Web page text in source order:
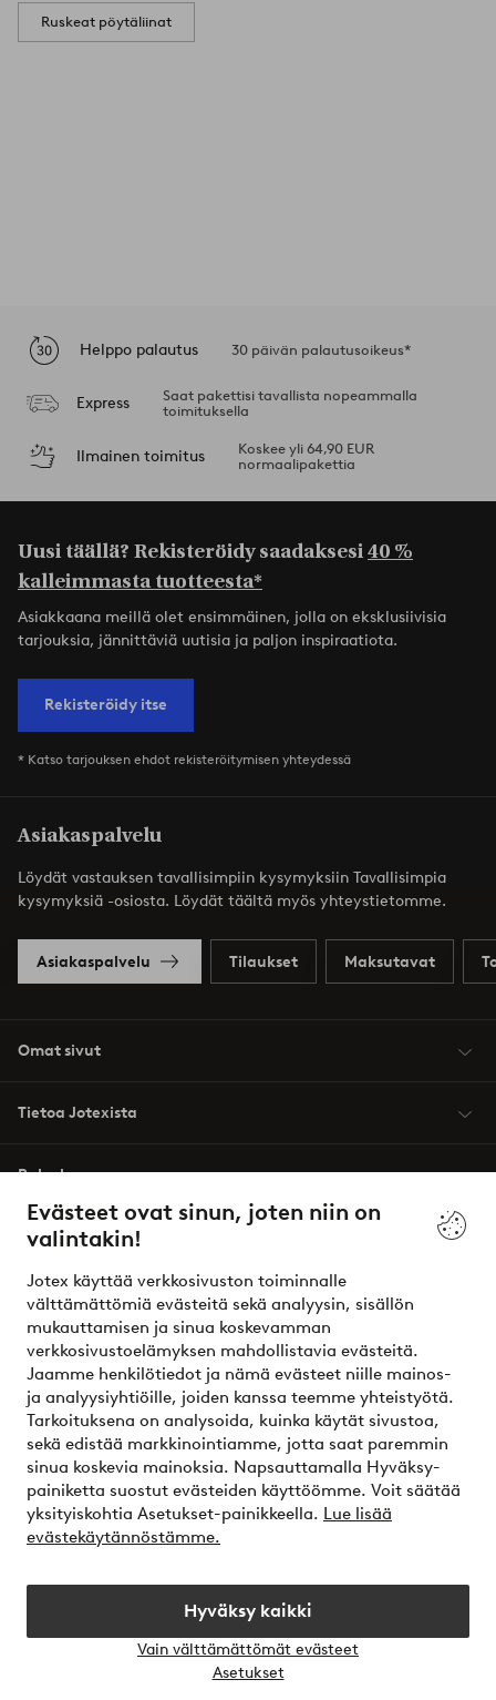
Evästeet ovat sinun, joten niin on
valintakin!
Jotex käyttää verkkosivuston toiminnalle
välttämättömiä evästeitä sekä analyysin, sisällön
mukauttamisen ja sinua koskevamman
verkkosivustoelämyksen mahdollistavia evästeitä.
Jaamme henkilötiedot ja nämä evästeet niille mainos-
ja analyysiyhtiöille, joiden kanssa teemme yhteistyötä.
Tarkoituksena on analysoida, kuinka käytät sivustoa,
sekä edistää markkinointiamme, jotta saat paremmin
sinua koskevia mainoksia. Napsauttamalla Hyväksy-
painiketta suostut evästeiden käyttöömme. Voit säätää
yksityiskohtia Asetukset-painikkeella. Lue lisää
evästekäytännöstämme.
Hyväksy kaikki
Vain välttämättömät evästeet
Asetukset
Ruskeat pöytäliinat
Helppo palautus 30 päivän palautusoikeus*
Express
Saat pakettisi tavallista nopeammalla
toimituksella
Ilmainen toimitus
Koskee yli 64,90 EUR
normaalipakettia
Uusi täällä? Rekisteröidy saadaksesi40 %
kalleimmasta tuotteesta*
Asiakkaana meillä olet ensimmäinen, jolla on eksklusiivisia
tarjouksia, jännittäviä uutisia ja paljon inspiraatiota.
Rekisteröidy itse
* Katso tarjouksen ehdot rekisteröitymisen yhteydessä
Asiakaspalvelu
Löydät vastauksen tavallisimpiin kysymyksiin Tavallisimpia
kysymyksiä -osiosta. Löydät täältä myös yhteystietomme.
Asiakaspalvelu Tilaukset Maksutavat
Omat sivut
Tietoa Jotexista
Palvelumme
Ehdot
Ystävät
Turvalliset maksut – maksa nyt tai erissä
Haluatko tietää lisää maksuvaihtoehdoistamme?
elpy